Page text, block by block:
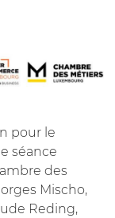
pour le
séance
des
Mischo,
Reding,